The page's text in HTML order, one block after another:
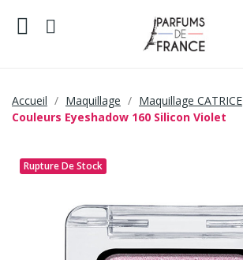
Accueil Maquillage Maquillage CATRICE
Couleurs Eyeshadow 160 Silicon Violet
Rupture De Stock